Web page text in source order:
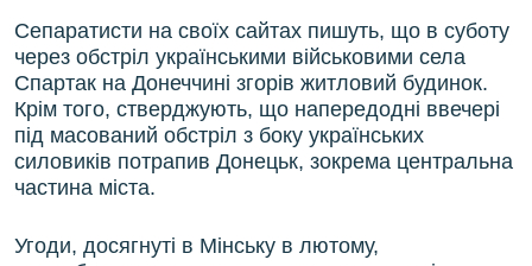
Сепаратисти на своїх сайтах пишуть, що в суботу
через обстріл українськими військовими села
Спартак на Донеччині згорів житловий будинок.
Крім того, стверджують, що напередодні ввечері
під масований обстріл з боку українських
силовиків потрапив Донецьк, зокрема центральна
частина міста.
Угоди, досягнуті в Мінську в лютому,